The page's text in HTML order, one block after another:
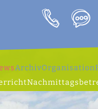
ArchivOrganisation